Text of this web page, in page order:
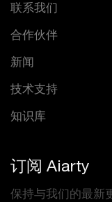
联系我们
合作伙伴
新闻
技术支持
知识库
订阅 Aiarty
保持与我们的最新